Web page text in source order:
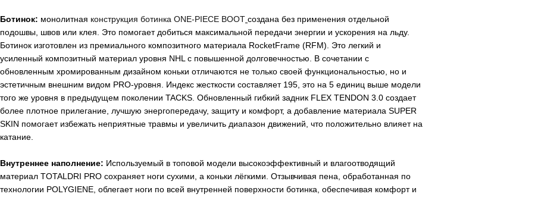
Ботинок: монолитная конструкция ботинка ONE-PIECE BOOT создана без применения отдельной
подошвы, швов или клея. Это помогает добиться максимальной передачи энергии и ускорения на льду.
Ботинок изготовлен из премиального композитного материала RocketFrame (RFM) . Это легкий и
усиленный композитный материал уровня NHL с повышенной долговечностью. В сочетании с
обновленным хромированным дизайном коньки отличаются не только своей функциональностью, но и
эстетичным внешним видом PRO-уровня. Индекс жесткости составляет 195, это на 5 единиц выше модели
того же уровня в предыдущем поколении TACKS . Обновленный гибкий задник FLEX TENDON 3.0 создает
более плотное прилегание, лучшую энергопередачу, защиту и комфорт, а добавление материала SUPER
SKIN помогает избежать неприятные травмы и увеличить диапазон движений, что положительно влияет на
катание.
Внутреннее наполнение: Используемый в топовой модели высокоэффективный и влагоотводящий
материал TOTALDRI PRO сохраняет ноги сухими, а коньки лёгкими. Отзывчивая пена, обработанная по
технологии POLYGIENE, облегает ноги по всей внутренней поверхности ботинка, обеспечивая комфорт и